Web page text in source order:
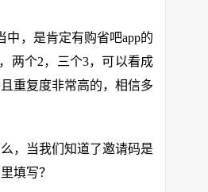
中，是肯定有购省吧app的
两个2，三个3，可以看成
重复度非常高的，相信多
，当我们知道了邀请码是
填写？